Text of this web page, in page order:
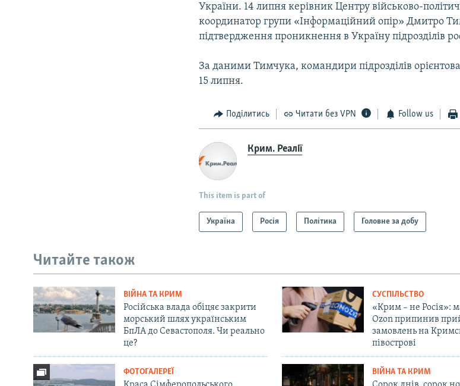
України. 14 липня керівник Центру військово-
координатор групи «Інформаційний опір» Дмитро
підтвердження проникнення в Україну підрозділів
За даними Тимчука, командири підрозділів
15 липня.
Поділитись Читати без VPN Follow us
Крим. Реалії
This item is part of
Україна Росія Політика Головне за добу
Читайте також
ВІЙНА ТА КРИМ
Російська влада обіцяє закрити
морський шлях українським
БпЛА до Севастополя. Чи реально
це?
СУСПІЛЬСТВО
«Крим – не Росія»:
Ozon припинив
замовлень на
півострові
ФОТОГАЛЕРЕЇ ВІЙНА ТА КРИМ